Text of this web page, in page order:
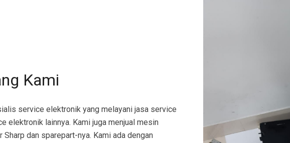
Kami
service elektronik yang melayani jasa service
elektronik lainnya. Kami juga menjual mesin
dan sparepart-nya. Kami ada dengan